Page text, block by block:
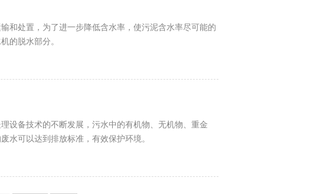
和处置，为了进一步降低含水率，使污泥含水率尽可能的
的脱水部分。
设备技术的不断发展，污水中的有机物、无机物、重金
水可以达到排放标准，有效保护环境。